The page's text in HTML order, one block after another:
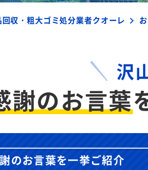
収・粗大ゴミ処分業者クオーレ
沢
謝のお言葉
のお言葉を一挙ご紹介